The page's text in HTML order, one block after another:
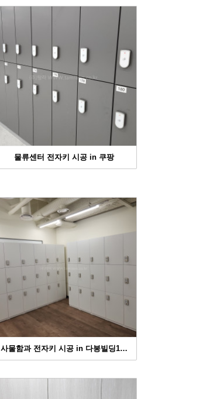
물류센터 전자키 시공 in 쿠팡
사물함과 전자키 시공 in 다봉빌딩1…